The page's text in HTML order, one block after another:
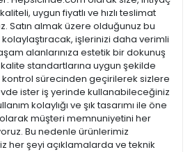
uygun fiyatlı ve hızlı teslimat
Satın almak üzere olduğunuz bu
kolaylaştıracak, işlerinizi daha verimli
alanlarınıza estetik bir dokunuş
standartlarına uygun şekilde
kontrol sürecinden geçirilerek sizlere
ister iş yerinde kullanabileceğiniz
kolaylığı ve şık tasarımı ile öne
müşteri memnuniyetini her
Bu nedenle ürünlerimiz
her şeyi açıklamalarda ve teknik